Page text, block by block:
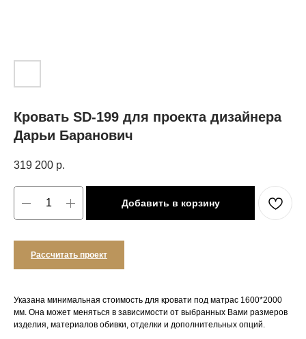
Кровать SD-199 для проекта дизайнера
Дарьи Баранович
319 200 р.
Добавить в корзину
Рассчитать проект
Указана минимальная стоимость для кровати под матрас 1600*2000
мм. Она может меняться в зависимости от выбранных Вами размеров
изделия, материалов обивки, отделки и дополнительных опций.